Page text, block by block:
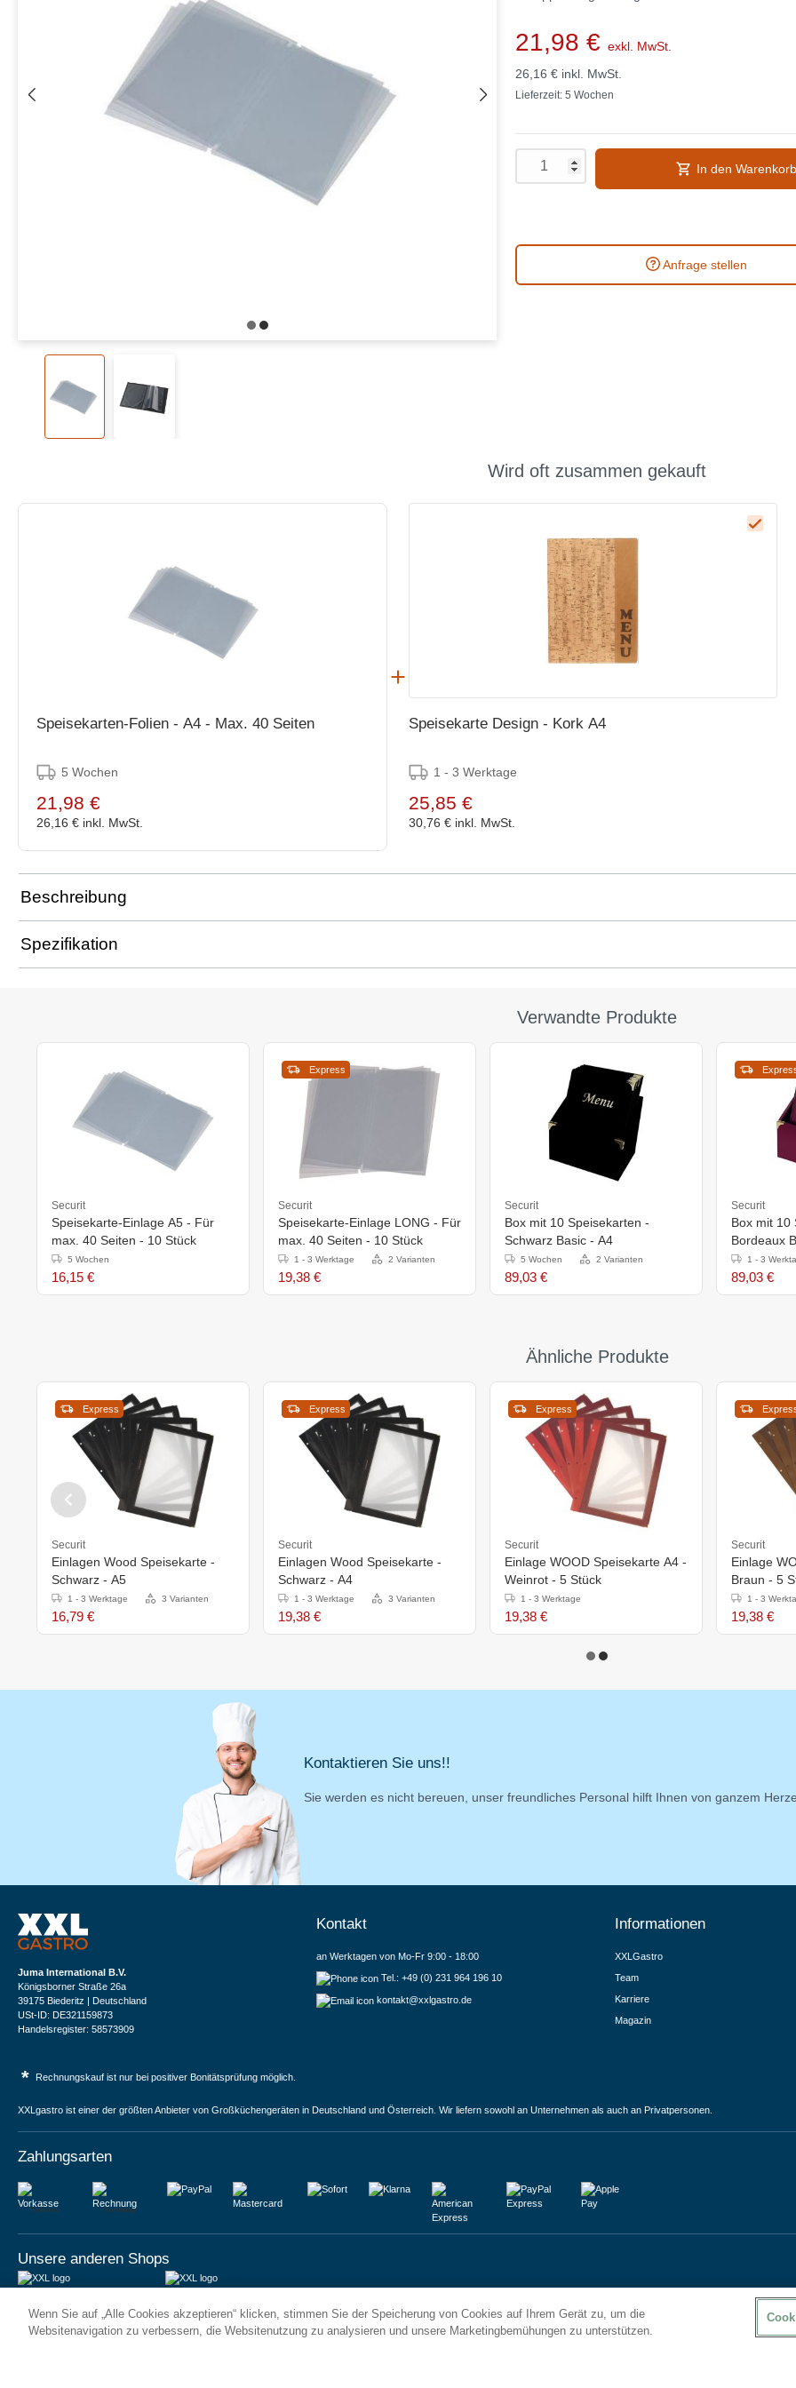
21,98 € exkl. MwSt.
26,16 € inkl. MwSt.
Lieferzeit: 5 Wochen
In den Warenkorb
Anfrage stellen
Wird oft zusammen gekauft
Speisekarten-Folien - A4 - Max. 40 Seiten
5 Wochen
21,98 €
26,16 € inkl. MwSt.
Speisekarte Design - Kork A4
1 - 3 Werktage
25,85 €
30,76 € inkl. MwSt.
Beschreibung
Spezifikation
Verwandte Produkte
Securit
Speisekarte-Einlage A5 - Für
max. 40 Seiten - 10 Stück
5 Wochen
16,15 €
Express
Securit
Speisekarte-Einlage LONG - Für
max. 40 Seiten - 10 Stück
1 - 3 Werktage 2 Varianten
19,38 €
Securit
Box mit 10 Speisekarten -
Schwarz Basic - A4
5 Wochen 2 Varianten
89,03 €
Securit
Box mit 10
Bordeaux
1 - 3
89,03 €
Ähnliche Produkte
Express
Securit
Einlagen Wood Speisekarte -
Schwarz - A5
1 - 3 Werktage 3 Varianten
16,79 €
Express
Securit
Einlagen Wood Speisekarte -
Schwarz - A4
1 - 3 Werktage 3 Varianten
19,38 €
Express
Securit
Einlage WOOD Speisekarte A4 -
Weinrot - 5 Stück
1 - 3 Werktage
19,38 €
Securit
Einlage
Braun - 5
1 - 3
19,38 €
Kontaktieren Sie uns!!
Sie werden es nicht bereuen, unser freundliches Personal hilft Ihnen von ganzem
Juma International B.V.
Königsborner Straße 26a
39175 Biederitz | Deutschland
USt-ID: DE321159873
Handelsregister: 58573909
Kontakt
an Werktagen von Mo-Fr 9:00 - 18:00
Tel.: +49 (0) 231 964 196 10
kontakt@xxlgastro.de
Informationen
XXLGastro
Team
Karriere
Magazin
* Rechnungskauf ist nur bei positiver Bonitätsprüfung möglich.
XXLgastro ist einer der größten Anbieter von Großküchengeräten in Deutschland und Österreich. Wir liefern sowohl an Unternehmen als auch an Privatpersonen.
Zahlungsarten
Vorkasse Rechnung
Unsere anderen Shops
6 Rue des Bateliers
92110 Clichy | France
Vrijheidweg 34
1521RR Wormerveer | Nederland
Wenn Sie auf „Alle Cookies akzeptieren“ klicken, stimmen Sie der Speicherung von Cookies auf Ihrem Gerät zu, um die
Websitenavigation zu verbessern, die Websitenutzung zu analysieren und unsere Marketingbemühungen zu unterstützen.